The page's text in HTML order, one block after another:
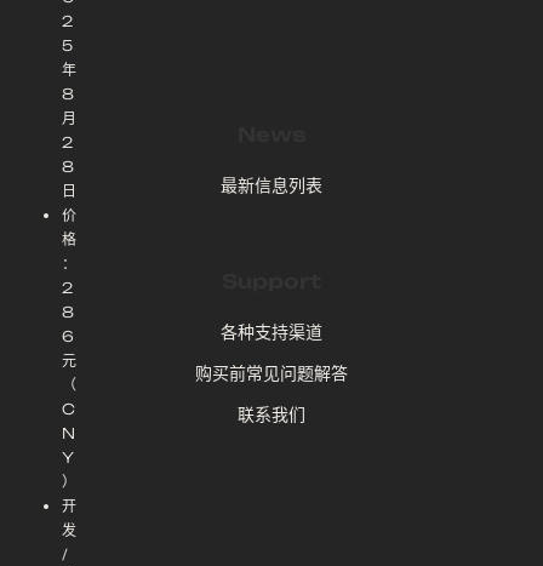
2
5
年
8
月
2
8
日
价
格
：
2
8
6
元
（
C
N
Y
）
开
发
/
最新信息列表
各种支持渠道
购买前常见问题解答
联系我们